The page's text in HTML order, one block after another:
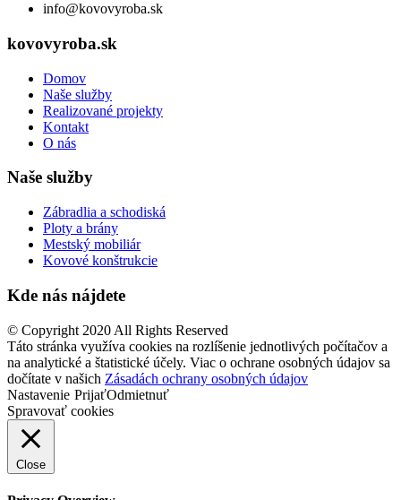
info@kovovyroba.sk
kovovyroba.sk
Domov
Naše služby
Realizované projekty
Kontakt
O nás
Naše služby
Zábradlia a schodiská
Ploty a brány
Mestský mobiliár
Kovové konštrukcie
Kde nás nájdete
© Copyright 2020 All Rights Reserved
Táto stránka využíva cookies na rozlíšenie jednotlivých počítačov a
na analytické a štatistické účely. Viac o ochrane osobných údajov sa
dočítate v našich Zásadách ochrany osobných údajov
Nastavenie PrijaťOdmietnuť
Spravovať cookies
Close